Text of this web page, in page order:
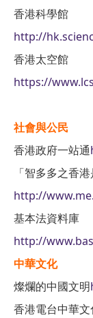
香港科學館
http://
香港太空館
https://
社會與公民
香港政府一站通
「智多多之香
http://
基本法資料庫
http://
中華文化
燦爛的中國文明
香港電台中華文